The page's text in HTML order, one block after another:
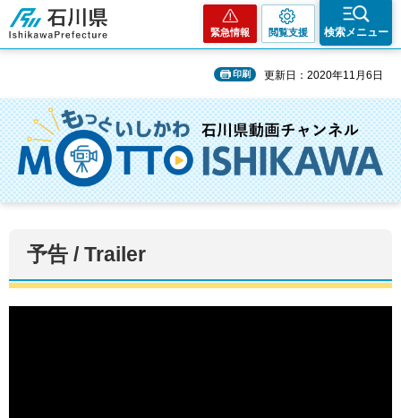
石川県
緊急情報 閲覧支援 検索メニュー
印刷 更新日：2020年11月6日
予告 / Trailer